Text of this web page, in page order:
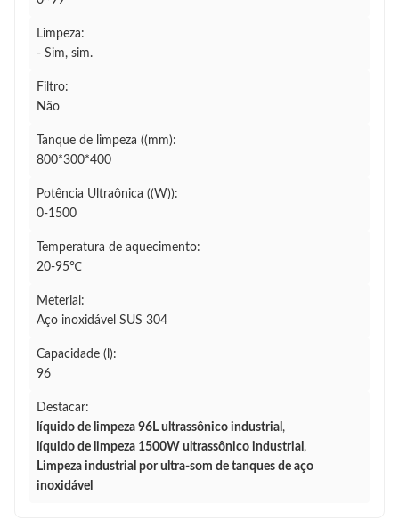
Limpeza:
- Sim, sim.
Filtro:
Não
Tanque de limpeza ((mm):
800*300*400
Potência Ultraônica ((W)):
0-1500
Temperatura de aquecimento:
20-95℃
Meterial:
Aço inoxidável SUS 304
Capacidade (l):
96
Destacar:
líquido de limpeza 96L ultrassônico industrial ,
líquido de limpeza 1500W ultrassônico industrial ,
Limpeza industrial por ultra-som de tanques de aço
inoxidável